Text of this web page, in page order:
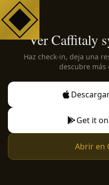
Ver Caffitaly
Haz check-in, deja una
descubre más
Get it
Abrir en